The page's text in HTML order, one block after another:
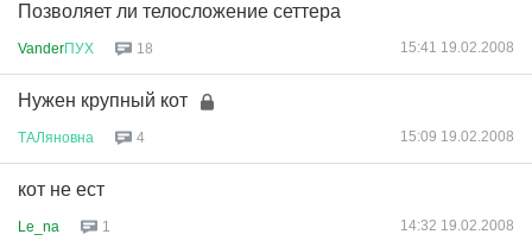
Позволяет ли телосложение сеттера
VanderПУХ 18 15:41 19.02.2008
Нужен крупный кот
ТАЛяновна 4 15:09 19.02.2008
кот не ест
Le_na 1 14:32 19.02.2008